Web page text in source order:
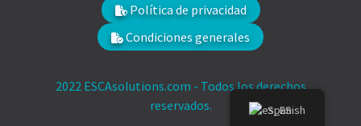
Política de privacidad
Condiciones generales
2022 ESCAsolutions.com - Todos los derechos
reservados.
Spanish